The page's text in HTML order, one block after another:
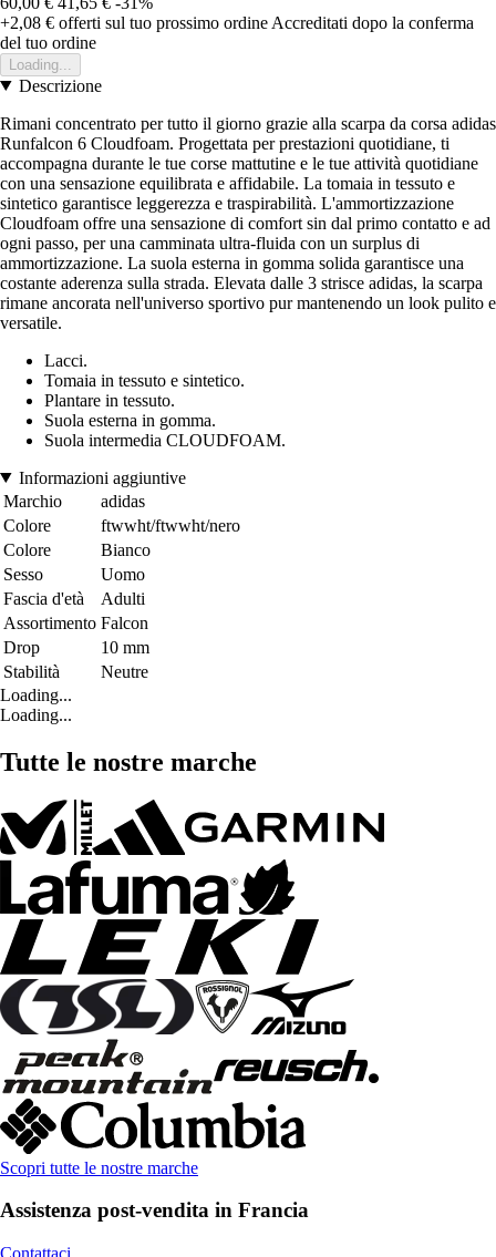
+2,08 € offerti sul tuo prossimo ordine Accreditati dopo la conferma
del tuo ordine
Loading...
Descrizione
Rimani concentrato per tutto il giorno grazie alla scarpa da corsa adidas
Runfalcon 6 Cloudfoam. Progettata per prestazioni quotidiane, ti
accompagna durante le tue corse mattutine e le tue attività quotidiane
con una sensazione equilibrata e affidabile. La tomaia in tessuto e
sintetico garantisce leggerezza e traspirabilità. L'ammortizzazione
Cloudfoam offre una sensazione di comfort sin dal primo contatto e ad
ogni passo, per una camminata ultra-fluida con un surplus di
ammortizzazione. La suola esterna in gomma solida garantisce una
costante aderenza sulla strada. Elevata dalle 3 strisce adidas, la scarpa
rimane ancorata nell'universo sportivo pur mantenendo un look pulito e
versatile.
Lacci.
Tomaia in tessuto e sintetico.
Plantare in tessuto.
Suola esterna in gomma.
Suola intermedia CLOUDFOAM.
Informazioni aggiuntive
Marchio
adidas
Colore
ftwwht/ftwwht/nero
Colore
Bianco
Sesso
Uomo
Fascia d'età
Adulti
Assortimento Falcon
Drop
10 mm
Stabilità
Neutre
Loading...
Loading...
Tutte le nostre marche
Scopri tutte le nostre marche
Assistenza post-vendita in Francia
Contattaci